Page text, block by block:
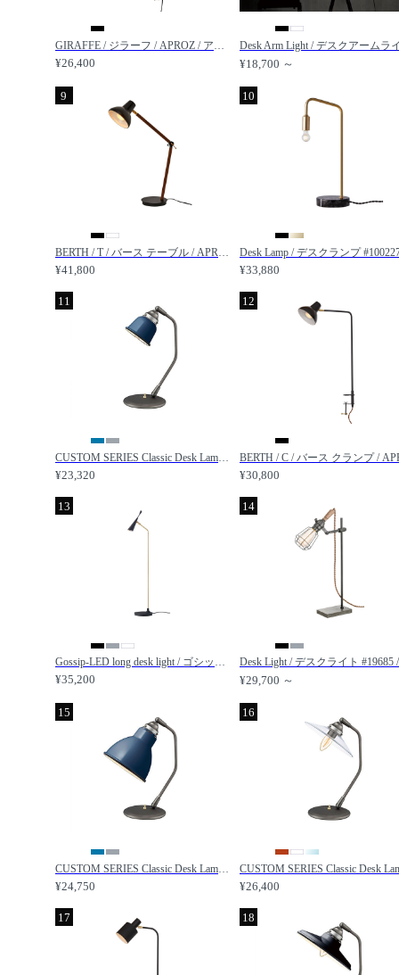
GIRAFFE / ジラーフ / APROZ / アプロス
¥26,400 ¥18,700 ～
9
BERTH / T / バース テーブル / APROZ / アプロス
¥41,800
10
¥33,880
11
¥23,320
12
¥30,800
13
Gossip-LED long desk light / ゴシップ LED ロングデスクライト / FLYMEe Factory / フライミーファクトリー
¥35,200
14
¥29,700 ～
15
CUSTOM SERIES Classic Desk Lamp × Emission Steel / カスタムシリーズ クラシックデスクランプ × スチール（エミッション） / FLYMEe Factory / フライミーファクトリー
¥24,750
16
¥26,400
17 18